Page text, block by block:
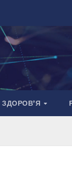
ЗДОРОВ’Я